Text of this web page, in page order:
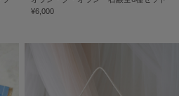
¥6,000